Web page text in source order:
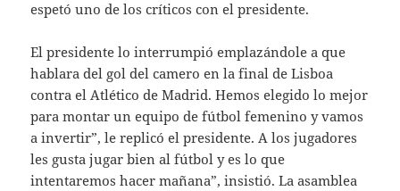
espetó uno de los críticos con el presidente.
El presidente lo interrumpió emplazándole a que
hablara del gol del camero en la final de Lisboa
contra el Atlético de Madrid. Hemos elegido lo mejor
para montar un equipo de fútbol femenino y vamos
a invertir”, le replicó el presidente. A los jugadores
les gusta jugar bien al fútbol y es lo que
intentaremos hacer mañana”, insistió. La asamblea